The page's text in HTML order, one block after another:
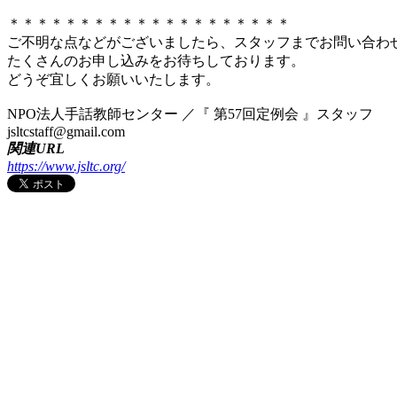
＊＊＊＊＊＊＊＊＊＊＊＊＊＊＊＊＊＊＊＊
ご不明な点などがございましたら、スタッフまでお問い合わ
たくさんのお申し込みをお待ちしております。
どうぞ宜しくお願いいたします。
NPO法人手話教師センター ／『 第57回定例会 』スタッフ
jsltcstaff@gmail.com
関連URL
https://www.jsltc.org/